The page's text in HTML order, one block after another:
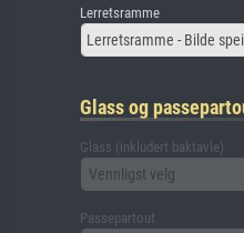
Lerretsramme
Lerretsramme - Bilde
Glass og
Glass (inkludert baktavle)
Vennligst velg
Passepartout